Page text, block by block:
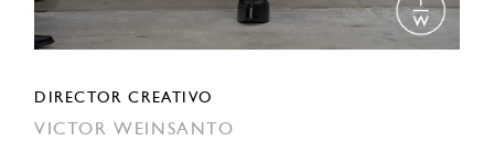
DIRECTOR CREATIVO
VICTOR WEINSANTO